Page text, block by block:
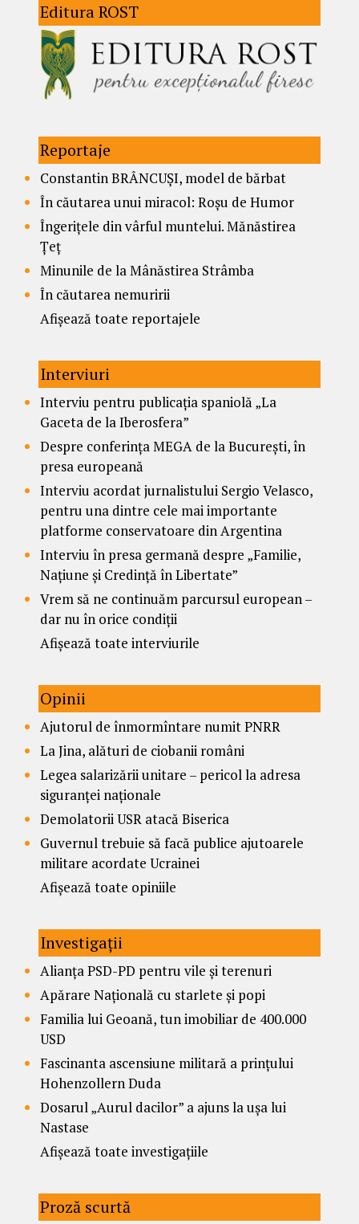
Editura ROST
Reportaje
Constantin BRÂNCUȘI, model de bărbat
În căutarea unui miracol: Roșu de Humor
Îngerițele din vârful muntelui. Mănăstirea
Țeț
Minunile de la Mânăstirea Strâmba
În căutarea nemuririi
Afișează toate reportajele
Interviuri
Interviu pentru publicația spaniolă „La
Gaceta de la Iberosfera”
Despre conferința MEGA de la București, în
presa europeană
Interviu acordat jurnalistului Sergio Velasco,
pentru una dintre cele mai importante
platforme conservatoare din Argentina
Interviu în presa germană despre „Familie,
Națiune și Credință în Libertate”
Vrem să ne continuăm parcursul european –
dar nu în orice condiții
Afișează toate interviurile
Opinii
Ajutorul de înmormîntare numit PNRR
La Jina, alături de ciobanii români
Legea salarizării unitare – pericol la adresa
siguranței naționale
Demolatorii USR atacă Biserica
Guvernul trebuie să facă publice ajutoarele
militare acordate Ucrainei
Afișează toate opiniile
Investigații
Alianța PSD-PD pentru vile și terenuri
Apărare Națională cu starlete și popi
Familia lui Geoană, tun imobiliar de 400.000
USD
Fascinanta ascensiune militară a prințului
Hohenzollern Duda
Dosarul „Aurul dacilor” a ajuns la ușa lui
Nastase
Afișează toate investigațiile
Proză scurtă